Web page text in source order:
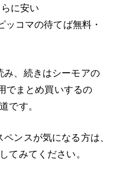
に安い
コマの待てば無料・
み、続きはシーモアの
でまとめ買いするの
です。
ンスが気になる方は、
てみてください。